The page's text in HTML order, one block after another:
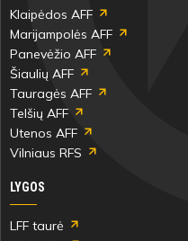
Klaipėdos AFF
Marijampolės AFF
Panevėžio AFF
Šiaulių AFF
Tauragės AFF
Telšių AFF
Utenos AFF
Vilniaus RFS
LYGOS
LFF taurė